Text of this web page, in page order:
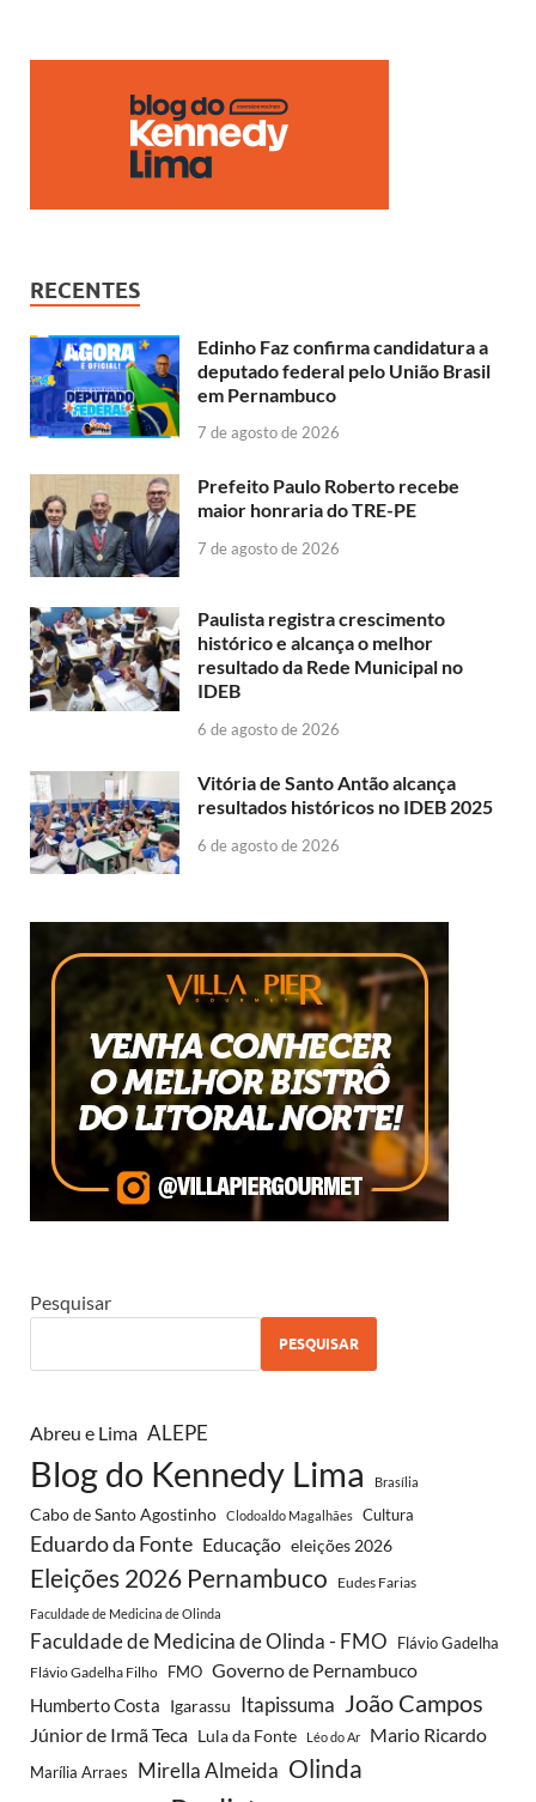
o A
p
p
Li
n
k
dI
n
RECENTES
Edinho Faz confirma candidatura a
deputado federal pelo União Brasil
em Pernambuco
7 de agosto de 2026
Prefeito Paulo Roberto recebe
maior honraria do TRE-PE
7 de agosto de 2026
Paulista registra crescimento
histórico e alcança o melhor
resultado da Rede Municipal no
IDEB
6 de agosto de 2026
Vitória de Santo Antão alcança
resultados históricos no IDEB 2025
6 de agosto de 2026
Pesquisar
PESQUISAR
Abreu e Lima ALEPE
Blog do Kennedy Lima Brasília
Cabo de Santo Agostinho Clodoaldo Magalhães Cultura
Eduardo da Fonte Educação eleições 2026
Eleições 2026 Pernambuco Eudes Farias
Faculdade de Medicina de Olinda
Faculdade de Medicina de Olinda - FMO Flávio Gadelha
Flávio Gadelha Filho FMO Governo de Pernambuco
Humberto Costa Igarassu Itapissuma João Campos
Júnior de Irmã Teca Lula da Fonte Léo do Ar Mario Ricardo
Marília Arraes Mirella Almeida Olinda